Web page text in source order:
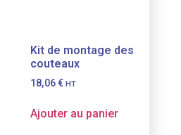
Kit de montage des
couteaux
18,06€ HT
Ajouter au panier